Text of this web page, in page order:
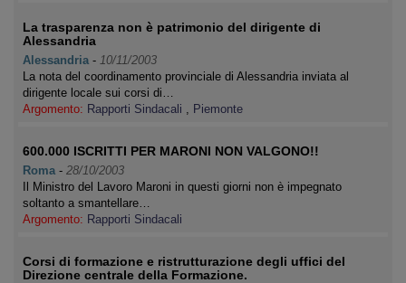
La trasparenza non è patrimonio del dirigente di
Alessandria
Alessandria - 10/11/2003
La nota del coordinamento provinciale di Alessandria inviata al
dirigente locale sui corsi di…
Argomento: Rapporti Sindacali , Piemonte
600.000 ISCRITTI PER MARONI NON VALGONO!!
Roma - 28/10/2003
Il Ministro del Lavoro Maroni in questi giorni non è impegnato
soltanto a smantellare…
Argomento: Rapporti Sindacali
Corsi di formazione e ristrutturazione degli uffici del
Direzione centrale della Formazione.